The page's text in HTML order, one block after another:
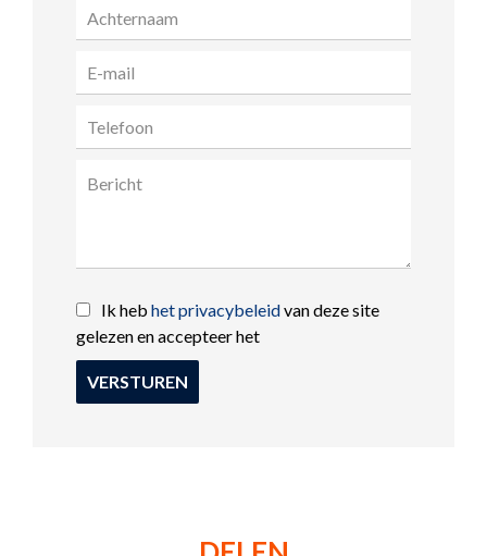
Ik heb het privacybeleidvan deze site
gelezen en accepteer het
VERSTUREN